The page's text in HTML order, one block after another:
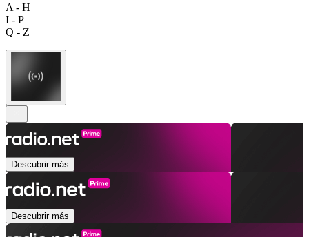
A - H
I - P
Q - Z
Descubrir más
Descubrir más